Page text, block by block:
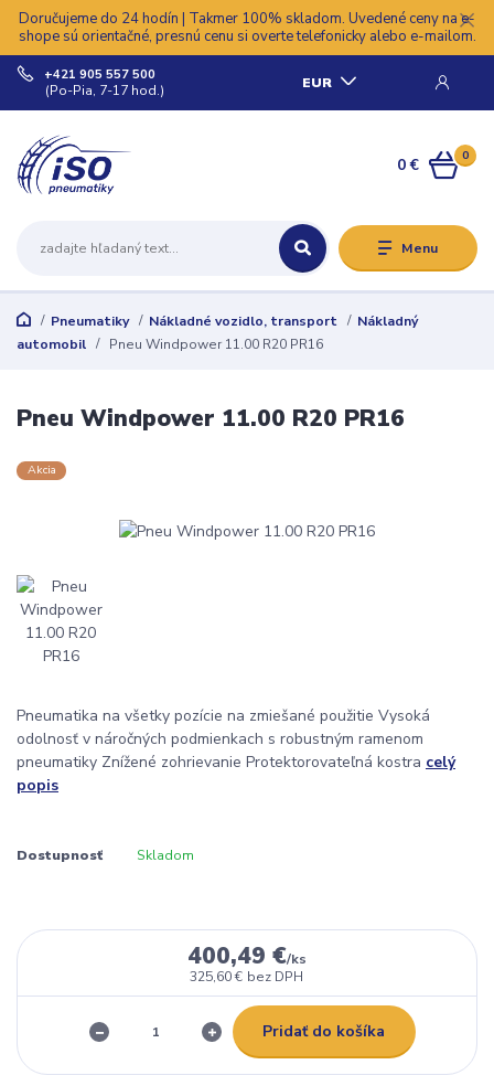
Doručujeme do 24 hodín | Takmer 100% skladom. Uvedené ceny na e-
shope sú orientačné, presnú cenu si overte telefonicky alebo e-mailom.
Menu
EUR
+421 905 557 500
(Po-Pia, 7-17 hod.)
0
0 €
Pneumatiky Nákladné vozidlo, transport
Nákladný
automobil
Pneu Windpower 11.00 R20 PR16
Pneu Windpower 11.00 R20 PR16
Akcia
Pneumatika na všetky pozície na zmiešané použitie Vysoká
odolnosť v náročných podmienkach s robustným ramenom
pneumatiky Znížené zohrievanie Protektorovateľná kostra celý
popis
Dostupnosť Skladom
400,49 €/ks
325,60 € bez DPH
Pridať do košíka